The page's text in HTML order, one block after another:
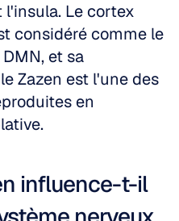
Le cortex
considéré comme le
et sa
Zazen est l'une des
influence-t-il